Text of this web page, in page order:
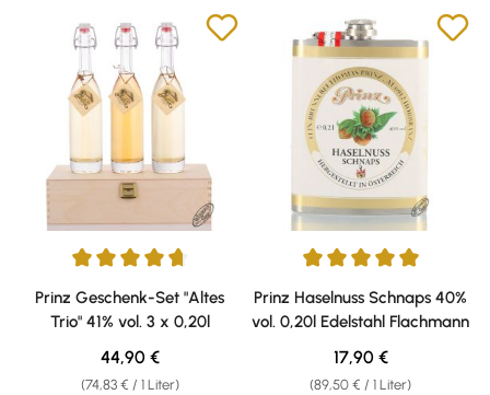
Durchschnittliche Bewertung von 4.8 von 5 Sternen
Prinz Geschenk-Set "Altes
Trio" 41% vol. 3 x 0,20l
(74,83 € / 1 Liter)
Regulärer Preis:
44,90 €
Durchschnittliche Bewertung
Prinz Haselnuss Schnaps 40%
vol. 0,20l Edelstahl Flachmann
(89,50 € / 1 Liter)
Regulärer Preis:
17,90 €